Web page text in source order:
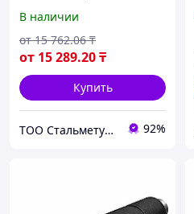
В наличии
от 15 289.20₸
от 15 762.06 ₸
Купить
ТОО Стальметурал 92%